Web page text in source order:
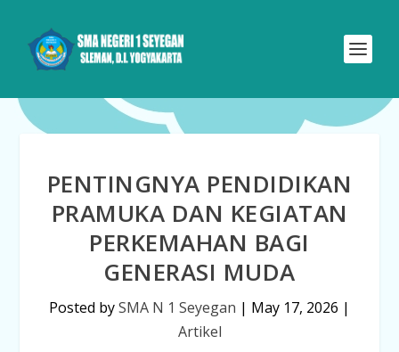
PENTINGNYA PENDIDIKAN
PRAMUKA DAN KEGIATAN
PERKEMAHAN BAGI
GENERASI MUDA
Posted bySMA N 1 Seyegan | May 17, 2026 |
Artikel